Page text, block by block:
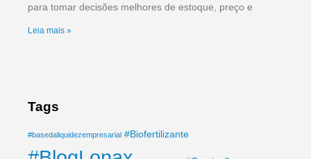
para tomar decisões melhores de estoque, preço e
Leia mais »
Tags
#basedaliquidezempresarial #Biofertilizante